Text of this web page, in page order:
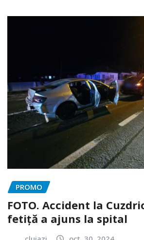
PROMO
FOTO. Accident la
fetiță a ajuns la spital